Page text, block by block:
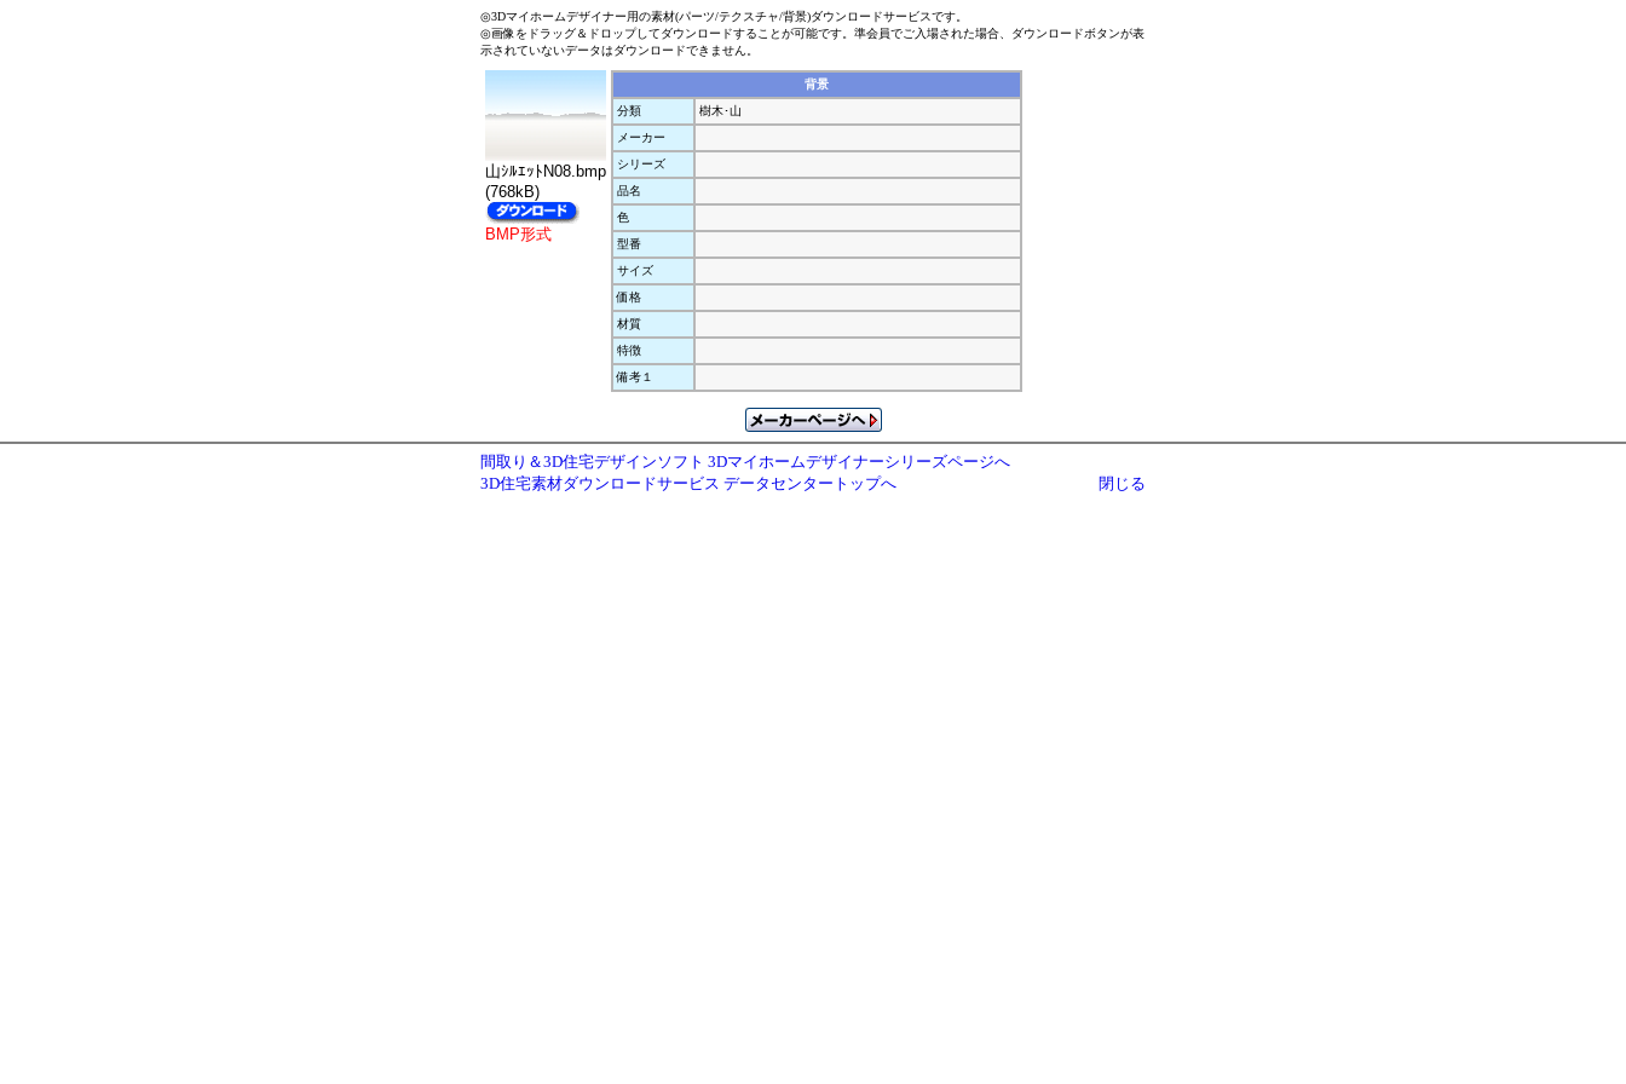
◎3Dマイホームデザイナー用の素材(パーツ/テクスチャ/背景)ダウンロードサービスです。
◎画像をドラッグ＆ドロップしてダウンロードすることが可能です。準会員でご入場された場合、ダウンロードボタンが表
示されていないデータはダウンロードできません。
山ｼﾙｴｯﾄN08.bmp
(768kB)
BMP形式
背景
分類
樹木･山
メーカー
シリーズ
品名
色
型番
サイズ
価格
材質
特徴
備考１
間取り＆3D住宅デザインソフト 3Dマイホームデザイナーシリーズページへ
3D住宅素材ダウンロードサービス データセンタートップへ
閉じる